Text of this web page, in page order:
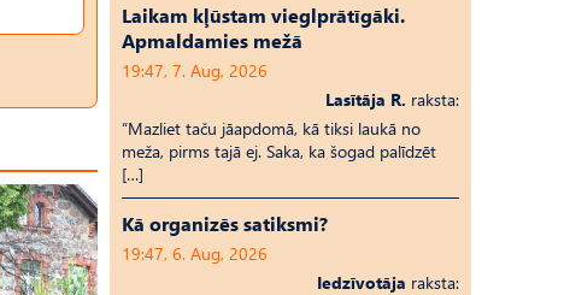
Laikam kļūstam vieglprātīgāki.
Apmaldamies mežā
19:47, 7. Aug, 2026
Lasītāja R. raksta:
“Mazliet taču jāapdomā, kā tiksi laukā no
meža, pirms tajā ej. Saka, ka šogad palīdzēt
[…]
Kā organizēs satiksmi?
19:47, 6. Aug, 2026
Iedzīvotāja raksta: